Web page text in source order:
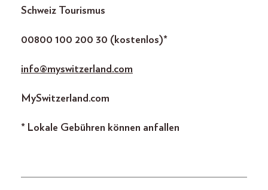
Schweiz Tourismus
00800 100 200 30 (kostenlos)*
info@myswitzerland.com
MySwitzerland.com
* Lokale Gebühren können anfallen